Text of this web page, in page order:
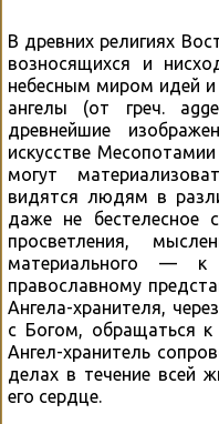
В древних религиях
возносящихся и
небесным миром идей
ангелы (от греч.
древнейшие
искусстве
могут
видятся людям в
даже не бестелесное
просветления,
материального — к
православному
Ангела-хранителя,
с Богом, обращаться
Ангел-хранитель
делах в течение всей
его сердце.